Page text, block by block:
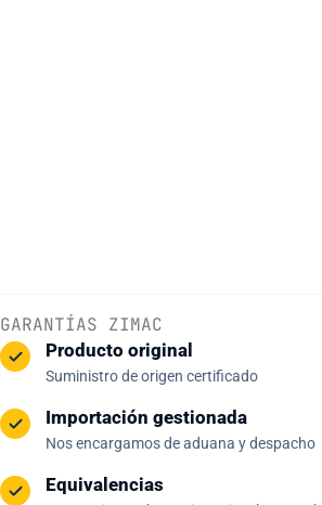
GARANTÍAS ZIMAC
Producto original
Suministro de origen certificado
Importación gestionada
Nos encargamos de aduana y despacho
Equivalencias